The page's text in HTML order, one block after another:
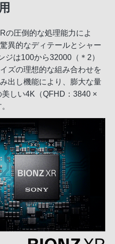
の圧倒的な処理能力によ
異的なディテールとシャー
ジは100から32000（＊2）
ズの理想的な組み合わせを
出し機能により、膨大な量
しい4K（QFHD：3840 ×